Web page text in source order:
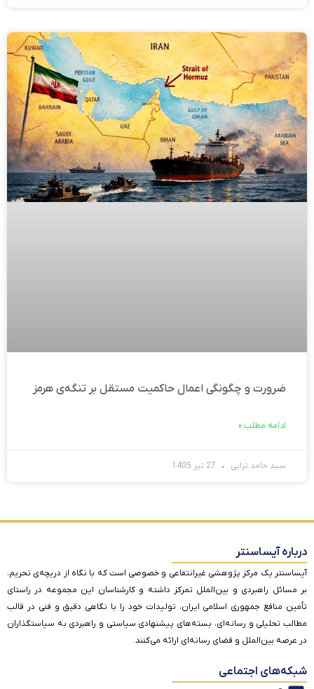
ضرورت و چگونگی اعمال حاکمیت مستقل بر تنگه‌ی هرمز
ادامه مطلب »
سید حامد ترابی
درباره آیساسنتر
آیساسنتر یک مرکز پژوهشی غیرانتفاعی و خصوصی است که با نگاه از دریچه‌ی تحریم،
بر مسائل راهبردی و بین‌الملل تمرکز داشته و کارشناسان این مجموعه در راستای
تأمین منافع جمهوری اسلامی ایران، تولیدات خود را با نگاهی دقیق و فنی در قالب
مطالب تحلیلی و رسانه‌ای، بسته‌های پیشنهادی سیاستی و راهبردی به سیاستگذاران
در عرصه بین‌الملل و فضای رسانه‌ای ارائه می‌کنند.
شبکه‌های اجتماعی